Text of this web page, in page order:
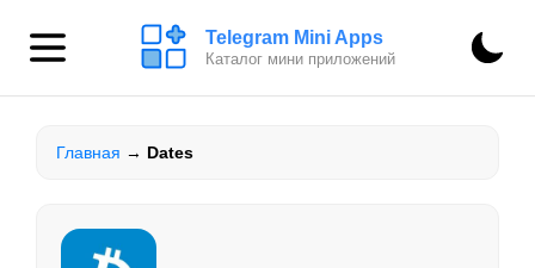
Telegram Mini Apps
Каталог мини приложений
Главная → Dates